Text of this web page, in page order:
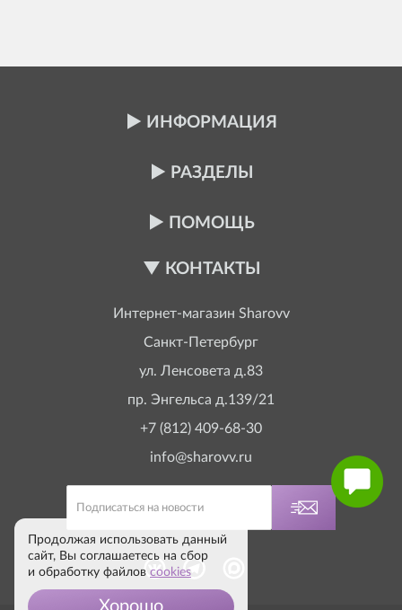
ИНФОРМАЦИЯ
РАЗДЕЛЫ
ПОМОЩЬ
КОНТАКТЫ
Интернет-магазин Sharovv
Санкт-Петербург
ул. Ленсовета д.83
пр. Энгельса д.139/21
+7 (812) 409-68-30
info@sharovv.ru
Продолжая использовать данный
сайт, Вы соглашаетесь на сбор
и обработку файлов cookies
Хорошо